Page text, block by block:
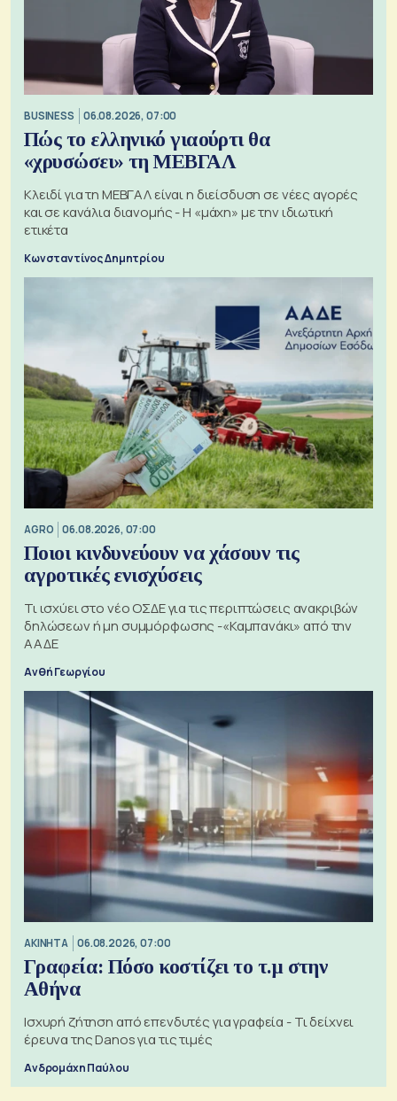
BUSINESS 06.08.2026, 07:00
Πώς το ελληνικό γιαούρτι θα
«χρυσώσει» τη ΜΕΒΓΑΛ
Κλειδί για τη ΜΕΒΓΑΛ είναι η διείσδυση σε νέες αγορές
και σε κανάλια διανομής - Η «μάχη» με την ιδιωτική
ετικέτα
Κωνσταντίνος Δημητρίου
AGRO 06.08.2026, 07:00
Ποιοι κινδυνεύουν να χάσουν τις
αγροτικές ενισχύσεις
Τι ισχύει στο νέο ΟΣΔΕ για τις περιπτώσεις ανακριβών
δηλώσεων ή μη συμμόρφωσης -«Καμπανάκι» από την
ΑΑΔΕ
Ανθή Γεωργίου
ΑΚΙΝΗΤΑ 06.08.2026, 07:00
Γραφεία: Πόσο κοστίζει το τ.μ στην
Αθήνα
Ισχυρή ζήτηση από επενδυτές για γραφεία - Τι δείχνει
έρευνα της Danos για τις τιμές
Ανδρομάχη Παύλου